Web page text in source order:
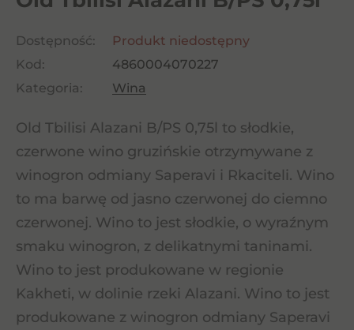
Dostępność:
Produkt niedostępny
Kod:
4860004070227
Kategoria:
Wina
Old Tbilisi Alazani B/PS 0,75l to słodkie,
czerwone wino gruzińskie otrzymywane z
winogron odmiany Saperavi i Rkaciteli. Wino
to ma barwę od jasno czerwonej do ciemno
czerwonej. Wino to jest słodkie, o wyraźnym
smaku winogron, z delikatnymi taninami.
Wino to jest produkowane w regionie
Kakheti, w dolinie rzeki Alazani. Wino to jest
produkowane z winogron odmiany Saperavi